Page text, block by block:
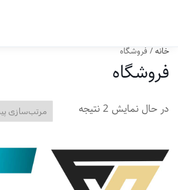
خانه/ فروشگاه
فروشگاه
در حال نمایش 2 نتیجه